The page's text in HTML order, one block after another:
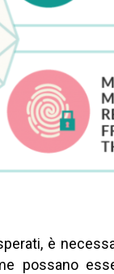
è
possano